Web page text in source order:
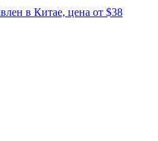
в Китае, цена от $38